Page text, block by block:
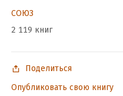
СОЮЗ
2 119 книг
Поделиться
Опубликовать свою книгу